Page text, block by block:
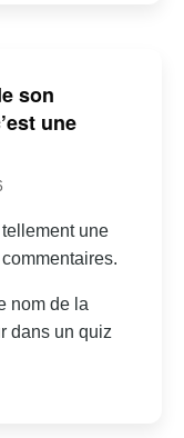
son
une
une
nom de la
dans un quiz